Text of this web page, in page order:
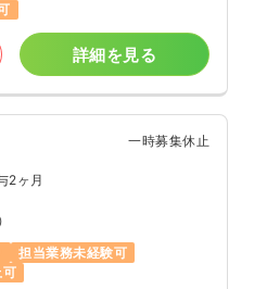
詳細を見る
一時募集休止
2ヶ月
担当業務未経験可
可